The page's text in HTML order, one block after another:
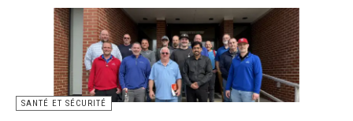
SANTÉ ET SÉCURITÉ